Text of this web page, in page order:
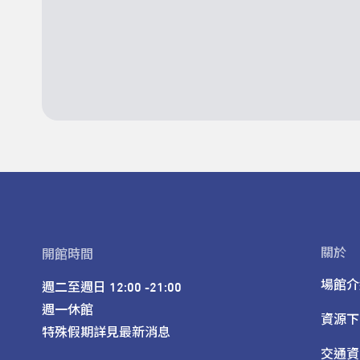
開館時間
週二至週日 12:00 -21:00
週一休館
特殊假期詳見最新消息
關於
場館
資源
交通